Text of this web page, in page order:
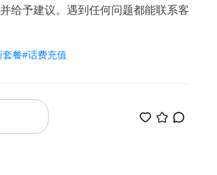
给予建议。遇到任何问题都能联系客
套餐#话费充值